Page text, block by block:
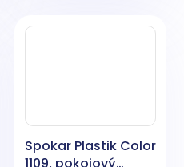
Spokar Plastik Color